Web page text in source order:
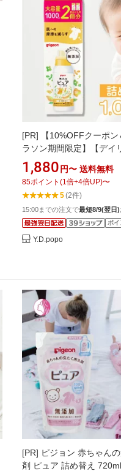
[PR]
【10%OFFクーポ
ラソン期間限定】【デイ
得!】【全国送料無料!】ピ
ゃんの柔軟剤 ベビーソフ
りフラワーの香り 詰替用
え用 1000ml
1,880 円〜 送料無料
85ポイント (1倍+4倍UP)〜
5(2件)
15:00までの注文で最短8/9(翌日)
ポ
Y.D.popo
[PR] ピジョン 赤ちゃん
剤 ピュア 詰め替え 720ml